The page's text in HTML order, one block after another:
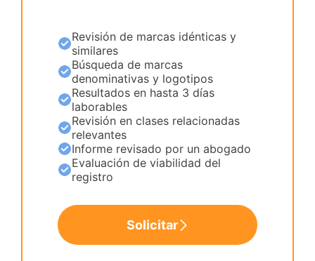
Solicitar
Revisión de marcas idénticas y
similares
Búsqueda de marcas
denominativas y logotipos
Resultados en hasta 3 días
laborables
Revisión en clases relacionadas
relevantes
Informe revisado por un abogado
Evaluación de viabilidad del
registro